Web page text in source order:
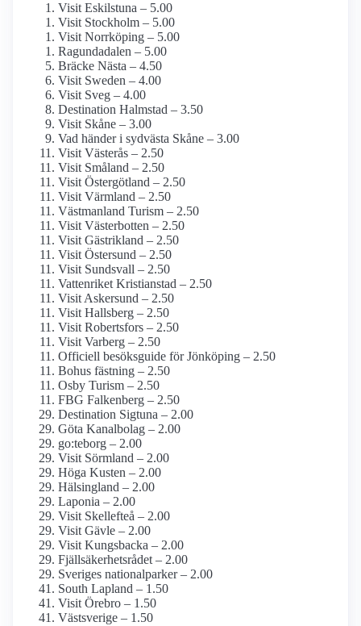
Visit Eskilstuna – 5.00
Visit Stockholm – 5.00
Visit Norrköping – 5.00
Ragundadalen – 5.00
Bräcke Nästa – 4.50
Visit Sweden – 4.00
Visit Sveg – 4.00
Destination Halmstad – 3.50
Visit Skåne – 3.00
Vad händer i sydvästa Skåne – 3.00
Visit Västerås – 2.50
Visit Småland – 2.50
Visit Östergötland – 2.50
Visit Värmland – 2.50
Västmanland Turism – 2.50
Visit Västerbotten – 2.50
Visit Gästrikland – 2.50
Visit Östersund – 2.50
Visit Sundsvall – 2.50
Vattenriket Kristianstad – 2.50
Visit Askersund – 2.50
Visit Hallsberg – 2.50
Visit Robertsfors – 2.50
Visit Varberg – 2.50
Officiell besöksguide för Jönköping – 2.50
Bohus fästning – 2.50
Osby Turism – 2.50
FBG Falkenberg – 2.50
Destination Sigtuna – 2.00
Göta Kanalbolag – 2.00
go:teborg – 2.00
Visit Sörmland – 2.00
Höga Kusten – 2.00
Hälsingland – 2.00
Laponia – 2.00
Visit Skellefteå – 2.00
Visit Gävle – 2.00
Visit Kungsbacka – 2.00
Fjällsäkerhetsrådet – 2.00
Sveriges nationalparker – 2.00
South Lapland – 1.50
Visit Örebro – 1.50
Västsverige – 1.50